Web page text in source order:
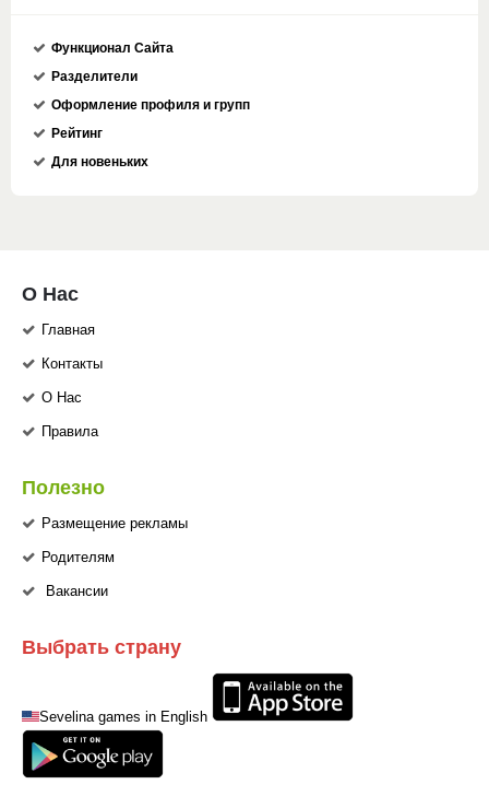
Функционал Сайта
Разделители
Оформление профиля и групп
Рейтинг
Для новеньких
О Нас
Главная
Контакты
О Нас
Правила
Полезно
Размещение рекламы
Родителям
Вакансии
Выбрать страну
Sevelina games in English